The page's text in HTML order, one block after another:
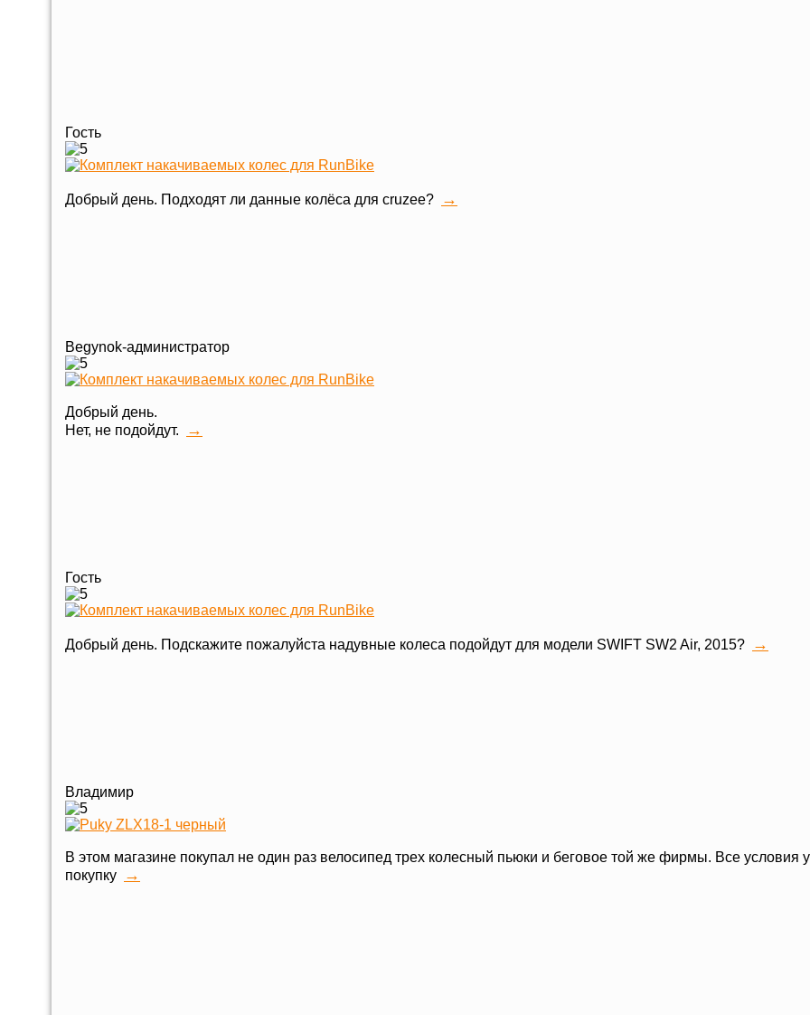
Гость
Добрый день. Подходят ли данные колёса для cruzee? →
Begynok-администратор
Добрый день.
Нет, не подойдут.
→
Гость
Добрый день. Подскажите пожалуйста надувные колеса подойдут для модели SWIFT SW2 Air, 2015? →
Владимир
В этом магазине покупал не один раз велосипед трех колесный пьюки и беговое той же фирмы. Все условия
покупку
→